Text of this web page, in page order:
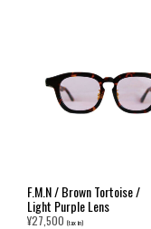
F.M.N / Brown Tortoise /
Light Purple Lens
¥27,500 (tax in)